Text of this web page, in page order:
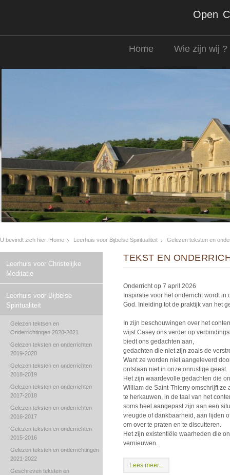
Open
Home Wie zijn wij ?
U bevindt zich hier: Home Leerhuis voor Bijbelse Spiritualiteit Gelezen teksten en
Leerhuis voor Christelijke
Meditatie
Leerhuis voor Bijbelse
Spiritualiteit
Gelezen tektsen en
Onderrichtingen 2020-2021
Gelezen teksten en onderrichten
2019-2020
Gelezen teksten en onderrichten
2018-2019
Gelezen teksten en onderrichten
2017-2018
Gelezen teksten en onderrichten
2016-2017
Gelezen teksten en onderrichten
2015-2016
Gelezen teksten en onderrichtingen
2021-2022
Geschreven teksten en
TEKST EN
Onderricht op 7 april 2026
Inspiratie voor het onderricht wordt in
God. Inleiding tot de praktijk van het
In zijn beschouwingen over het
wijst Casey ons verder op
biedt ons gedachten aan,
gedachten die niet zijn zoals de
Want ze worden niet aangeleverd
ontstaan niet in onze onrustige geest.
Het zijn waardevolle gedachten die
William de Saint-Thierry omschrijft
te herkauwen, in de taal van het
soms heel aangepast zijn aan een
vreugde of dankbaarheid, aan lijden
om over te praten en te discutteren.
Het zijn existentiële waarheden die
vernieuwen.
Lees meer...